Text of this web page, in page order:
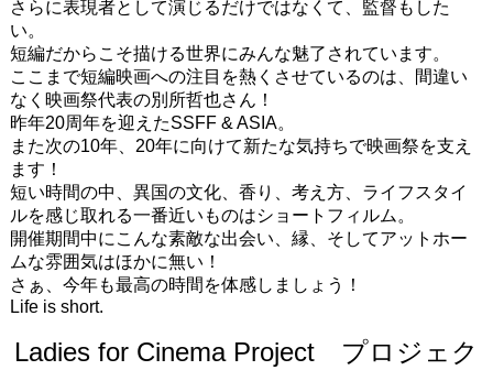
さらに表現者として演じるだけではなくて、監督もした
い。
短編だからこそ描ける世界にみんな魅了されています。
ここまで短編映画への注目を熱くさせているのは、間違い
なく映画祭代表の別所哲也さん！
昨年20周年を迎えたSSFF & ASIA。
また次の10年、20年に向けて新たな気持ちで映画祭を支え
ます！
短い時間の中、異国の文化、香り、考え方、ライフスタイ
ルを感じ取れる一番近いものはショートフィルム。
開催期間中にこんな素敵な出会い、縁、そしてアットホー
ムな雰囲気はほかに無い！
さぁ、今年も最高の時間を体感しましょう！
Life is short.
Ladies for Cinema Project プロジェク